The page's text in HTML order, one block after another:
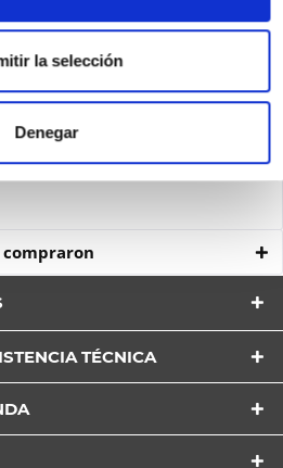
la selección
Denegar
TÉCNICA